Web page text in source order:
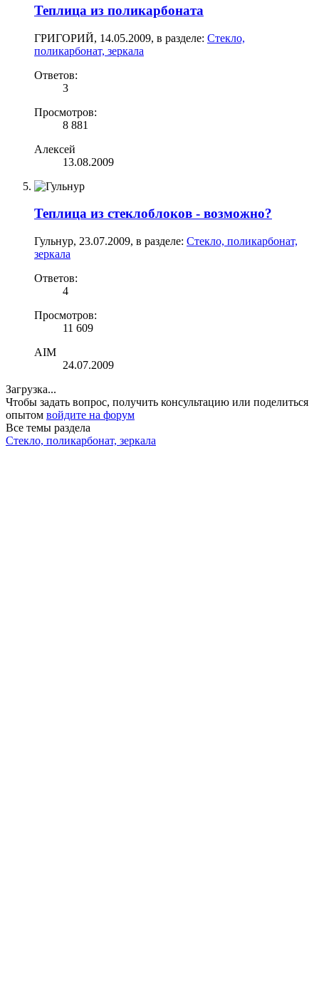
Теплица из поликарбоната
ГРИГОРИЙ, 14.05.2009, в разделе: Стекло,
поликарбонат, зеркала
Ответов:
3
Просмотров:
8 881
Алексей
13.08.2009
Теплица из стеклоблоков - возможно?
Гульнур, 23.07.2009, в разделе: Стекло, поликарбонат,
зеркала
Ответов:
4
Просмотров:
11 609
AIM
24.07.2009
Загрузка...
Чтобы задать вопрос, получить консультацию или поделиться
опытом войдите на форум
Все темы раздела
Стекло, поликарбонат, зеркала